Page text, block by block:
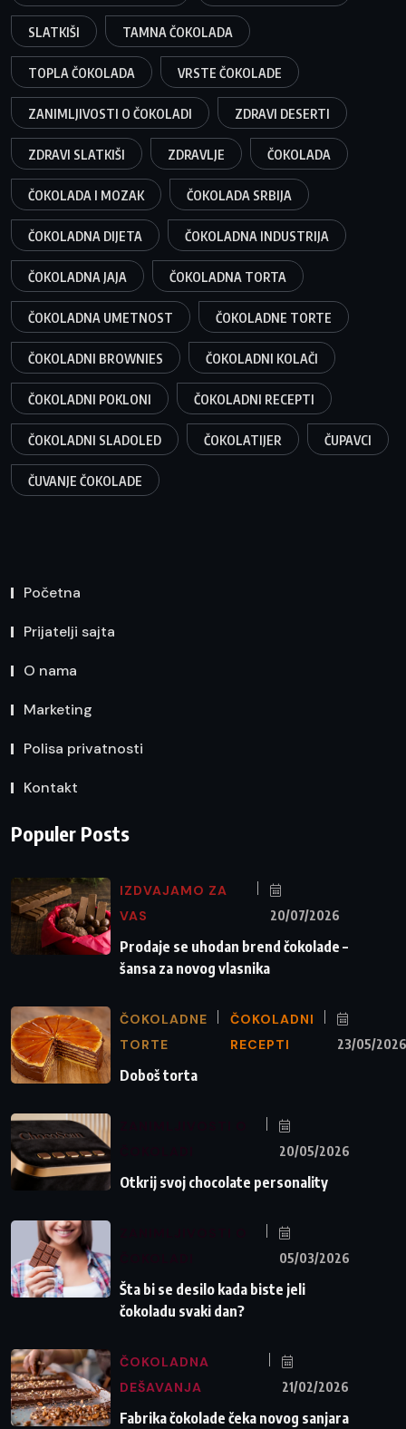
SLATKIŠI TAMNA ČOKOLADA
TOPLA ČOKOLADA VRSTE ČOKOLADE
ZANIMLJIVOSTI O ČOKOLADI ZDRAVI DESERTI
ZDRAVI SLATKIŠI ZDRAVLJE ČOKOLADA
ČOKOLADA I MOZAK ČOKOLADA SRBIJA
ČOKOLADNA DIJETA ČOKOLADNA INDUSTRIJA
ČOKOLADNA JAJA ČOKOLADNA TORTA
ČOKOLADNA UMETNOST ČOKOLADNE TORTE
ČOKOLADNI BROWNIES ČOKOLADNI KOLAČI
ČOKOLADNI POKLONI ČOKOLADNI RECEPTI
ČOKOLADNI SLADOLED ČOKOLATIJER ČUPAVCI
ČUVANJE ČOKOLADE
Početna
Prijatelji sajta
O nama
Marketing
Polisa privatnosti
Kontakt
Populer Posts
IZDVAJAMO ZA
VAS
20/07/2026
Prodaje se uhodan brend čokolade –
šansa za novog vlasnika
ČOKOLADNE
TORTE
ČOKOLADNI
RECEPTI
23/05/2026
Doboš torta
20/05/2026
Otkrij svoj chocolate personality
05/03/2026
Šta bi se desilo kada biste jeli
čokoladu svaki dan?
ČOKOLADNA
DEŠAVANJA
21/02/2026
Fabrika čokolade čeka novog sanjara